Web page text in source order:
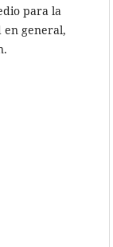
para la
en general,